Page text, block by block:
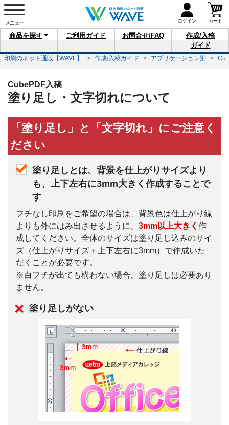
ログイン カート
商品を探す ご利用 ガイド お問合せ/FAQ
作成/入稿
ガイド
印刷のネット通販【WAVE】 作成/入稿ガイド アプリケーション別
CubePDF入稿
塗り足し・文字切れについて
「塗り足し」と「文字切れ」にご注意く
ださい
塗り足しとは、背景を仕上がりサイズより
も、上下左右に3mm大きく作成することで
す
フチなし印刷をご希望の場合は、背景色は仕上がり線
よりも外にはみ出させるように、 3mm以上大きく 作
成してください。全体のサイズは塗り足し込みのサイ
ズ（仕上がりサイズ＋上下左右に3mm）で作成いた
だくことが必要です。
※白フチが出ても構わない場合、塗り足しは必要あり
ません。
塗り足しがない